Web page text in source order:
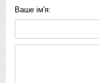
Ваше ім'я: